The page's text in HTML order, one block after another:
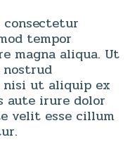
tempor
magna aliqua. Ut
nostrud
nisi ut aliquip ex
aute irure dolor
velit esse cillum